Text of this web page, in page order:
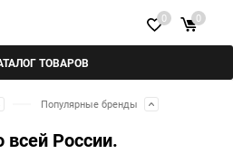
ТОВАРОВ
0 0
Популярные бренды
всей России.